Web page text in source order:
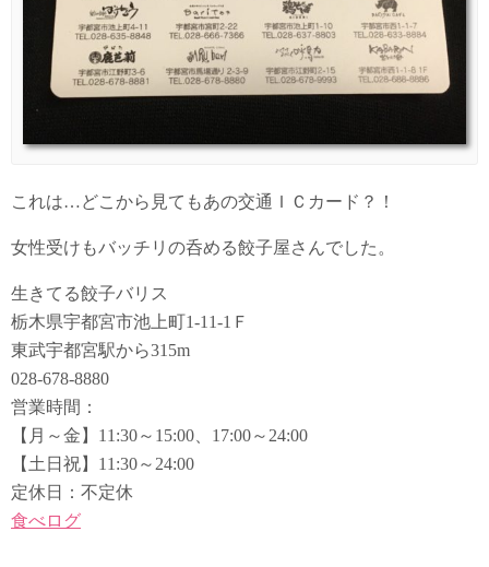
これは…どこから見てもあの交通ＩＣカード？！
女性受けもバッチリの呑める餃子屋さんでした。
生きてる餃子バリス
栃木県宇都宮市池上町1-11-1Ｆ
東武宇都宮駅から315m
028-678-8880
営業時間：
【月～金】11:30～15:00、17:00～24:00
【土日祝】11:30～24:00
定休日：不定休
食べログ